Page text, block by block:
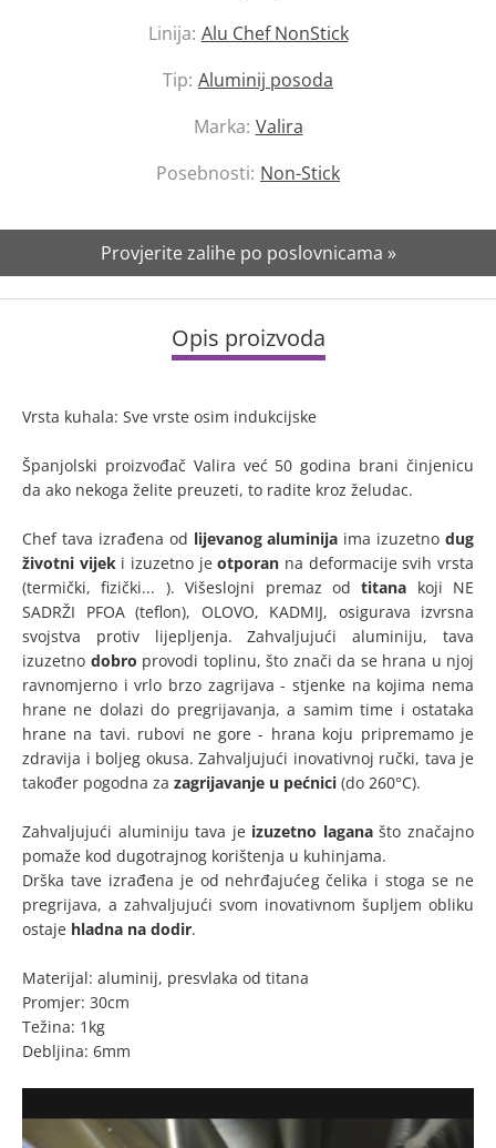
Linija: Alu Chef NonStick
Tip: Aluminij posoda
Marka: Valira
Posebnosti: Non-Stick
Provjerite zalihe po poslovnicama »
Opis proizvoda
Vrsta kuhala: Sve vrste osim indukcijske
Španjolski proizvođač Valira već 50 godina brani činjenicu
da ako nekoga želite preuzeti, to radite kroz želudac.
Chef tava izrađena od lijevanog aluminija ima izuzetno dug
životni vijeki izuzetno jeotporan na deformacije svih vrsta
(termički, fizički... ). Višeslojni premaz odtitana koji NE
SADRŽI PFOA (teflon), OLOVO, KADMIJ, osigurava izvrsna
svojstva protiv lijepljenja. Zahvaljujući aluminiju, tava
izuzetno dobro provodi toplinu, što znači da se hrana u njoj
ravnomjerno i vrlo brzo zagrijava - stjenke na kojima nema
hrane ne dolazi do pregrijavanja, a samim time i ostataka
hrane na tavi. rubovi ne gore - hrana koju pripremamo je
zdravija i boljeg okusa. Zahvaljujući inovativnoj ručki, tava je
također pogodna za zagrijavanje u pećnici (do 260°C).
Zahvaljujući aluminiju tava je izuzetno laganašto značajno
pomaže kod dugotrajnog korištenja u kuhinjama.
Drška tave izrađena je od nehrđajućeg čelika i stoga se ne
pregrijava, a zahvaljujući svom inovativnom šupljem obliku
ostaje hladna na dodir.
Materijal: aluminij, presvlaka od titana
Promjer: 30cm
Težina: 1kg
Debljina: 6mm